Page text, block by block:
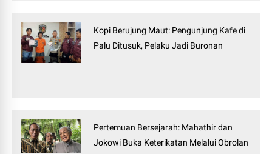
Kopi Berujung Maut: Pengunjung Kafe di
Palu Ditusuk, Pelaku Jadi Buronan
Pertemuan Bersejarah: Mahathir dan
Jokowi Buka Keterikatan Melalui Obrolan